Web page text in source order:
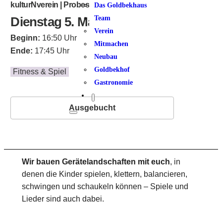
Das Goldbekhaus
Team
Verein
Mitmachen
Neubau
Goldbekhof
Gastronomie
kulturNverein | Probestunde möglich
Dienstag 5. Mai 2026
Beginn: 16:50 Uhr
Ende: 17:45 Uhr
Fitness & Spiel
Ausgebucht
Wir bauen Gerätelandschaften mit euch, in
denen die Kinder spielen, klettern, balancieren,
schwingen und schaukeln können – Spiele und
Lieder sind auch dabei.